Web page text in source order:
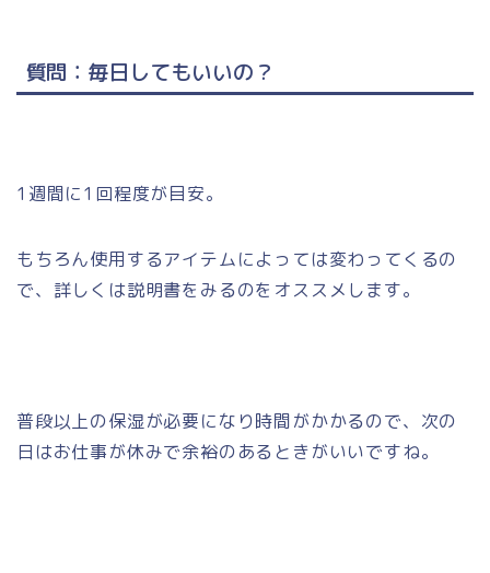
質問：毎日してもいいの？
1週間に1回程度が目安。
もちろん使用するアイテムによっては変わってくるの
で、詳しくは説明書をみるのをオススメします。
普段以上の保湿が必要になり時間がかかるので、次の
日はお仕事が休みで余裕のあるときがいいですね。